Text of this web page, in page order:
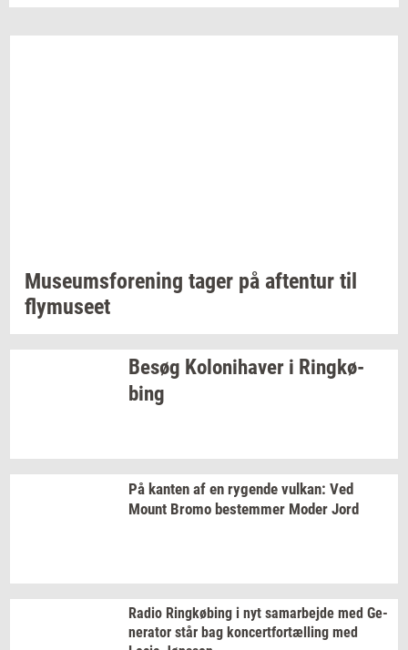
Mu­se­ums­for­e­ning tager på af­ten­tur til
fly­mu­se­et
Besøg Ko­lo­ni­ha­ver i Ring­kø­
bing
På kan­ten af en ry­gen­de vulkan: Ved
Mount Bromo be­stem­mer Moder Jord
Radio Ring­kø­bing i nyt sam­ar­bej­de med Ge­
ne­ra­tor står bag kon­cert­for­tæl­ling med